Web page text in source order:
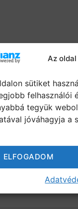
Az
sütiket
felhasználói
tegyük
jóváhagyja a
ELFOGADOM
>>